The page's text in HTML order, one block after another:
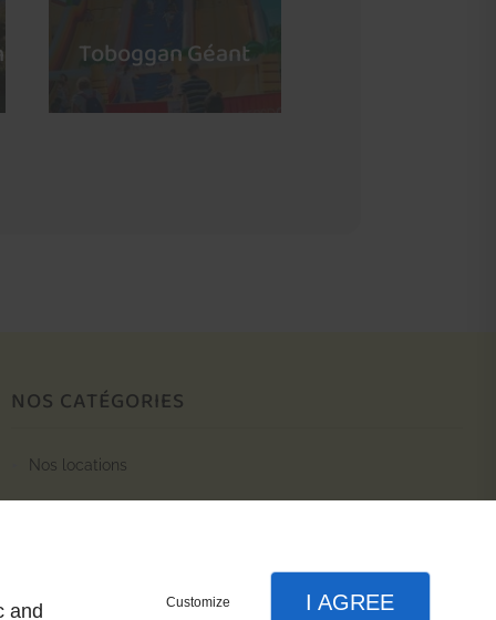
Toboggan Géant
NOS CATÉGORIES
nos locations
and Customize I AGREE